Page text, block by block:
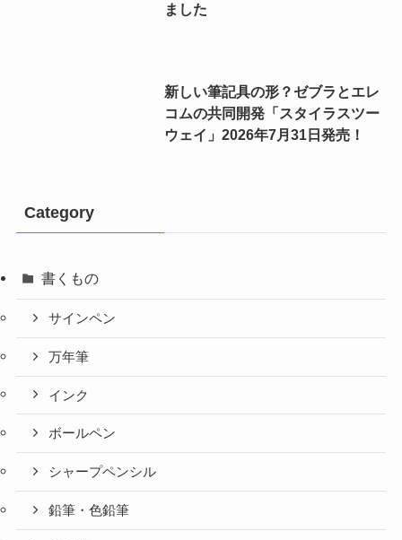
ました
新しい筆記具の形？ゼブラとエレ
コムの共同開発「スタイラスツー
ウェイ」2026年7月31日発売！
Category
書くもの
サインペン
万年筆
インク
ボールペン
シャープペンシル
鉛筆・色鉛筆